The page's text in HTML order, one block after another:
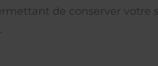
de conserver votre